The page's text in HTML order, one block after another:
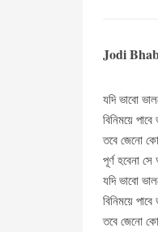
Jodi
যদি ভাবো
বিনিময়ে
তবে জেনো
পূর্ণ হবেনা
যদি ভাবো
বিনিময়ে
তবে জেনো